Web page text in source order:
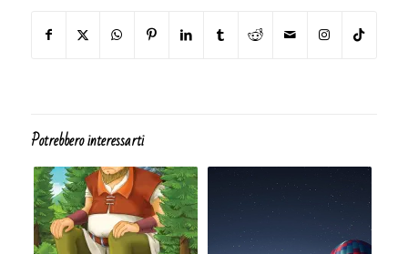
Potrebbero interessarti